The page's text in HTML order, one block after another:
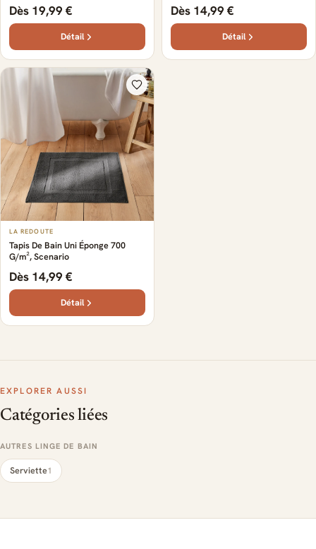
Dès 19,99 €
Détail
Dès 14,99 €
Détail
LA REDOUTE
Tapis De Bain Uni Éponge 700
G/m², Scenario
Dès 14,99 €
Détail
EXPLORER AUSSI
Catégories liées
AUTRES LINGE DE BAIN
Serviette1